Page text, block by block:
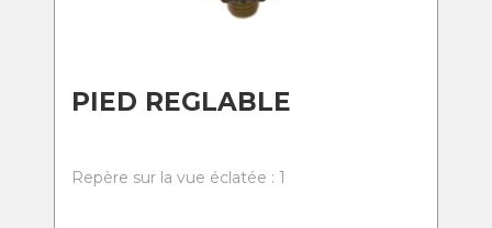
PIED REGLABLE
Repère sur la vue éclatée : 1